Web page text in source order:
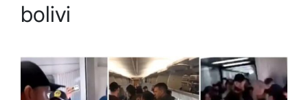
bolivi